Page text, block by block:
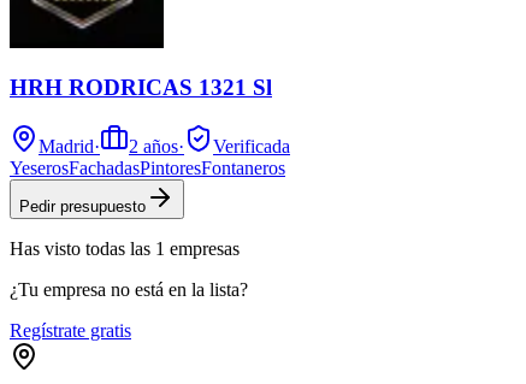
HRH RODRICAS 1321 Sl
Madrid· 2 años·
Verificada
YeserosFachadasPintoresFontaneros
Pedir presupuesto
Has visto todas las 1 empresas
¿Tu empresa no está en la lista?
Regístrate gratis